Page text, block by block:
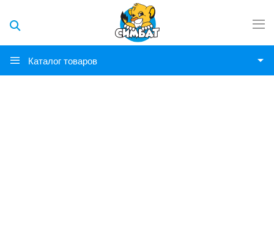
Каталог товаров